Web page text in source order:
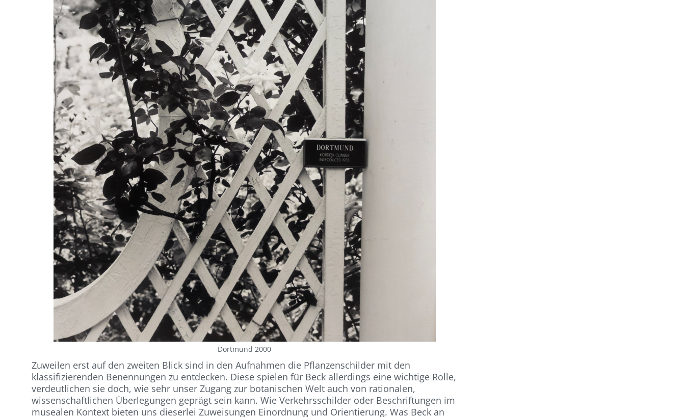
Dortmund 2000
Zuweilen erst auf den zweiten Blick sind in den Aufnahmen die Pflanzenschilder mit den
klassifizierenden Benennungen zu entdecken. Diese spielen für Beck allerdings eine wichtige Rolle,
verdeutlichen sie doch, wie sehr unser Zugang zur botanischen Welt auch von rationalen,
wissenschaftlichen Überlegungen geprägt sein kann. Wie Verkehrsschilder oder Beschriftungen im
musealen Kontext bieten uns dieserlei Zuweisungen Einordnung und Orientierung. Was Beck an